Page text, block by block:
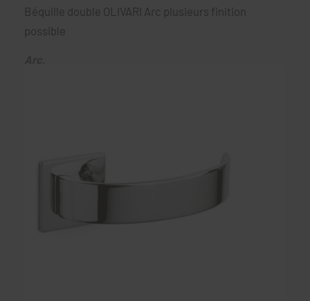
Béquille double OLIVARI Arc plusieurs finition
possible